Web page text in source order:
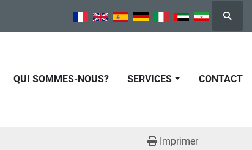
QUI SOMMES-NOUS? SERVICES CONTACT
Imprimer